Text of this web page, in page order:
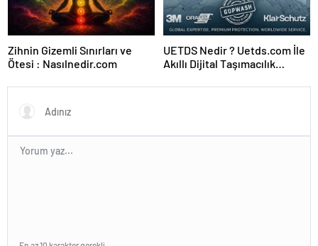
Zihnin Gizemli Sınırları ve
Ötesi : Nasılnedir.com
UETDS Nedir ? Uetds.com İle
Akıllı Dijital Taşımacılık